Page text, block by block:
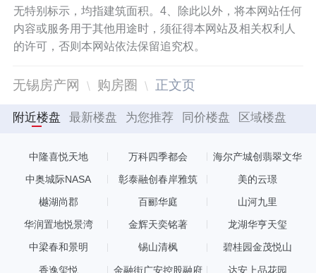
无特别标示，均指建筑面积。4、除此以外，将本网站任何
内容或服务用于其他用途时，须征得本网站及相关权利人
的许可，否则本网站依法保留追究权。
无锡房产网 购房圈 正文页
附近楼盘 最新楼盘 为您推荐 同价楼盘 区域楼盘
中隆喜悦天地 万科四季都会 海尔产城创翡翠文华
中奥城际NASA 彰泰融创春岸雅筑 美的云璟
樾湖尚郡 百郦华庭 山河九里
华润置地悦景湾 金辉天奕铭著 龙湖华亨天玺
中梁春和景明 锡山清枫 碧桂园金茂悦山
香逸玺悦 金融街广安控股融府 达安上品花园